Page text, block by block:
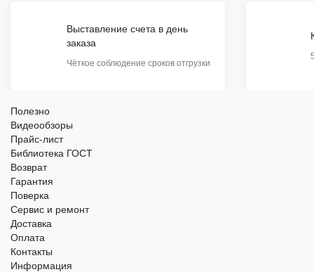
Выставление счета в день
заказа
Чёткое соблюдение сроков отгрузки
Полезно
Видеообзоры
Прайс-лист
Библиотека ГОСТ
Возврат
Гарантия
Поверка
Сервис и ремонт
Доставка
Оплата
Контакты
Информация